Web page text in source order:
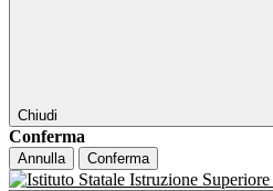
Chiudi
Conferma
Annulla Conferma